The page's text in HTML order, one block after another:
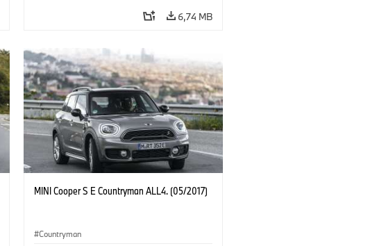
6,74 MB
MINI Cooper S E Countryman ALL4. (05/2017)
Countryman